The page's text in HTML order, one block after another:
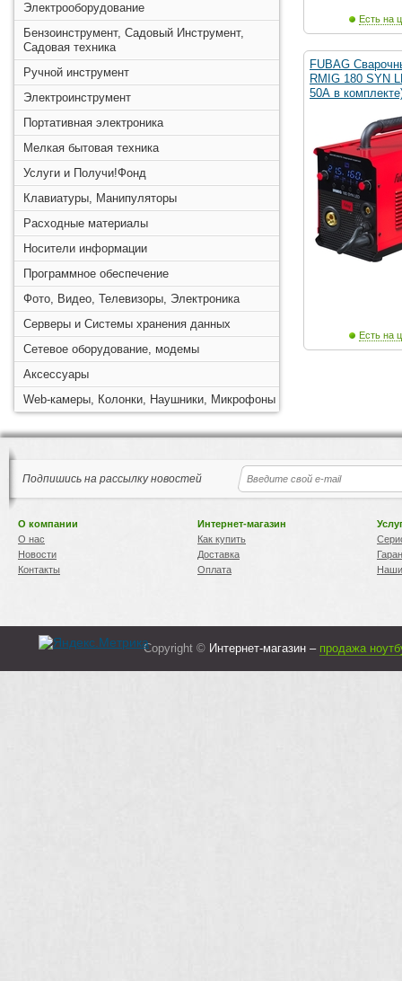
Электрооборудование
Бензоинструмент, Садовый Инструмент,
Садовая техника
Ручной инструмент
Электроинструмент
Портативная электроника
Мелкая бытовая техника
Услуги и Получи!Фонд
Клавиатуры, Манипуляторы
Расходные материалы
Носители информации
Программное обеспечение
Фото, Видео, Телевизоры, Электроника
Серверы и Системы хранения данных
Сетевое оборудование, модемы
Аксессуары
Web-камеры, Колонки, Наушники, Микрофоны
Есть на
FUBAG
RMIG 180 SYN
50А в
Есть на
Подпишись на рассылку новостей
О компании
О нас
Новости
Контакты
Интернет-магазин
Как купить
Доставка
Оплата
Copyright © Интернет-магазин – продажа